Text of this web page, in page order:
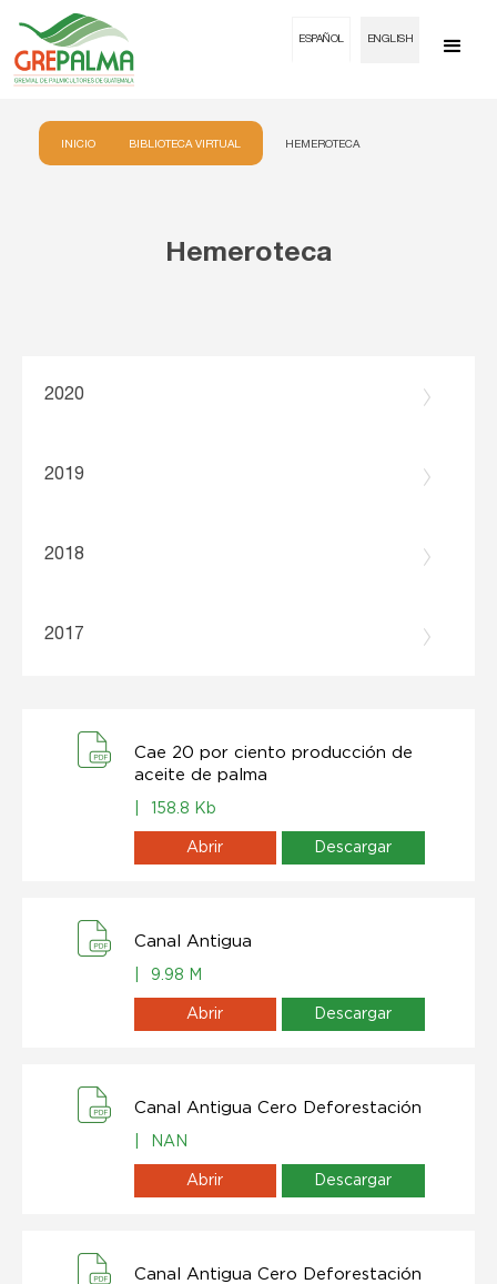
ESPAÑOL ENGLISH
INICIO BIBLIOTECA VIRTUAL HEMEROTECA
Hemeroteca
2020
2019
2018
2017
Cae 20 por ciento producción de
aceite de palma
158.8 Kb
Abrir Descargar
Canal Antigua
9.98 M
Abrir Descargar
Canal Antigua Cero Deforestación
NAN
Abrir Descargar
Canal Antigua Cero Deforestación